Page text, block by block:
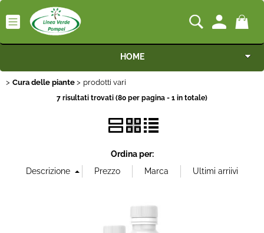
HOME
Macchine
Motocoltivatori
Irrigazione
Irrorazione
Cura delle piante prodotti vari
7 risultati trovati (80 per pagina - 1 in totale)
Ordina per: